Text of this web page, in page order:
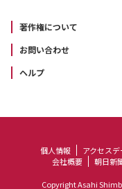
著作権について
お問い合わせ
ヘルプ
個人情報 アクセスデ
会社概要
朝日新
Copyright Asahi